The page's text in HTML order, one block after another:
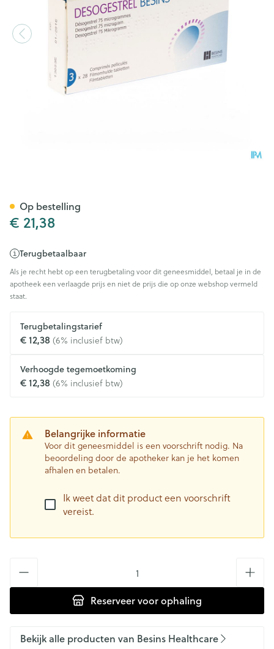
€ 21,38
Terugbetaalbaar
Als je recht hebt op een terugbetaling voor dit geneesmiddel, betaal je in de
apotheek een verlaagde prijs en niet de prijs die op onze webshop vermeld
staat.
Terugbetalingstarief
€ 12,38 (6% inclusief btw)
Verhoogde tegemoetkoming
€ 12,38 (6% inclusief btw)
Belangrijke informatie
Voor dit geneesmiddel is een voorschrift nodig. Na
beoordeling door de apotheker kan je het komen
afhalen en betalen.
Ik weet dat dit product een voorschrift
vereist.
Reserveervoor ophaling
Op bestelling
Bekijk alle producten van Besins Healthcare